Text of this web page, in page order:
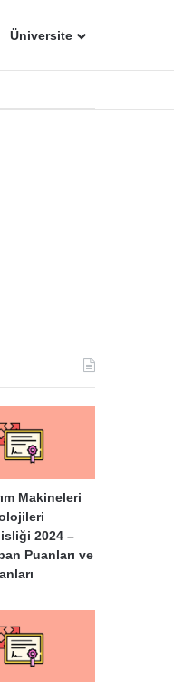
Üniversite
Makineleri
2024 –
Puanları ve